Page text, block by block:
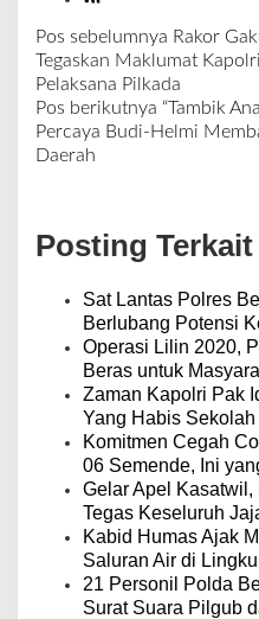
N
a
v
i
g
i
p
Pos sebelumnya Rakor
Tegaskan Maklumat
Pelaksana Pilkada
Pos berikutnya “Tambik
Percaya Budi-Helmi
Daerah
Posting Terkait
Sat Lantas Polres
Berlubang Potensi
Operasi Lilin 2020,
Beras untuk
Zaman Kapolri Pak
Yang Habis Sekolah
Komitmen Cegah
06 Semende, Ini
Gelar Apel
Tegas Keseluruh
Kabid Humas Ajak
Saluran Air di
21 Personil Polda
Surat Suara Pilgub